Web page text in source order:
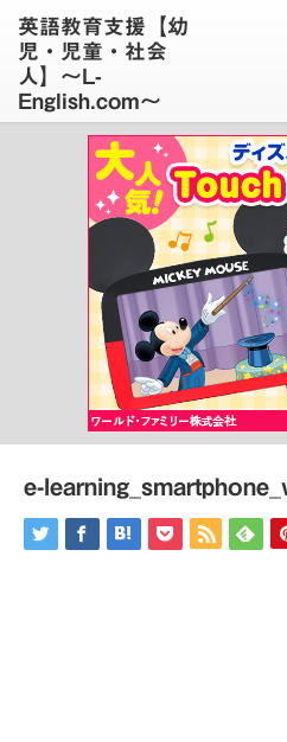
英語教育支援【幼
児・児童・社会
人】〜L-
English.com〜
e-